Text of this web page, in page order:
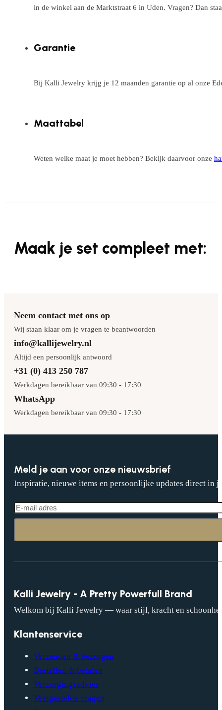
in de winkel aan de Marktstraat 6 in Uden. Vragen? Dan
Garantie
Bij Kalli Jewelry krijg je 12 maanden garantie op al onze
Maattabel
Weten welke maat je moet hebben? Bekijk daarvoor onze
Maak je set compleet met:
Neem contact met ons op
Wij staan klaar om je vragen te beantwoorden
info@kallijewelry.nl
Altijd een persoonlijk antwoord
+31 (0) 413 250 787
Werkdagen bereikbaar van 09:30 - 17:30
WhatsApp
Werkdagen bereikbaar van 09:30 - 17:30
Meld je aan voor onze nieuwsbrief
Inspiratie, nieuwe items en persoonlijke updates direct in
Kalli Jewelry - A Pretty Powerfull Brand
Welkom bij Kalli Jewelry — waar stijl, kracht en
Klantenservice
Verzenden & bezorgen
Bestellen & betalen
Verzorgingsadvies
Veelgestelde vragen